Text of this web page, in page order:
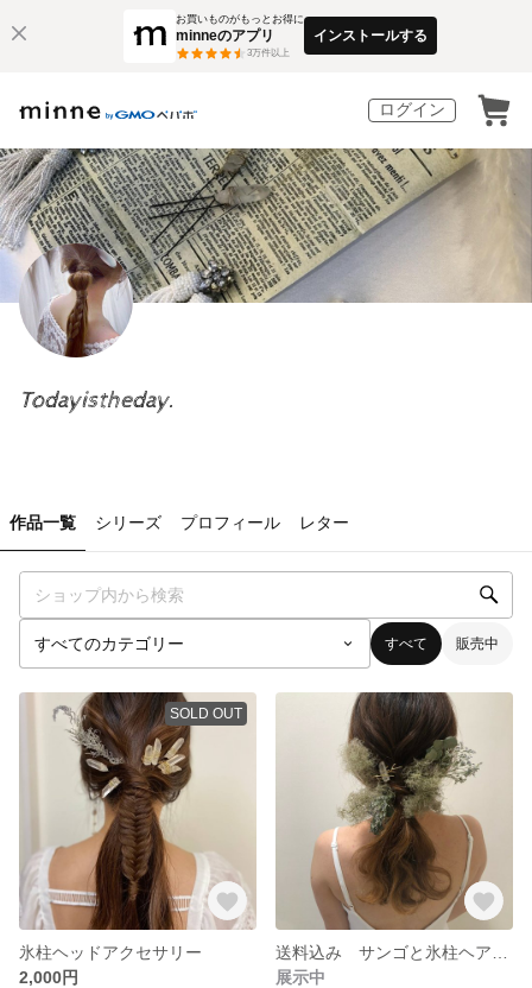
お買いものがもっとお得に
minneのアプリ
3万件以上
インストールする
ログイン
Todayistheday.
作品一覧 シリーズ プロフィール レター
すべて 販売中
SOLD OUT
氷柱ヘッドアクセサリー
2,000円
展示中